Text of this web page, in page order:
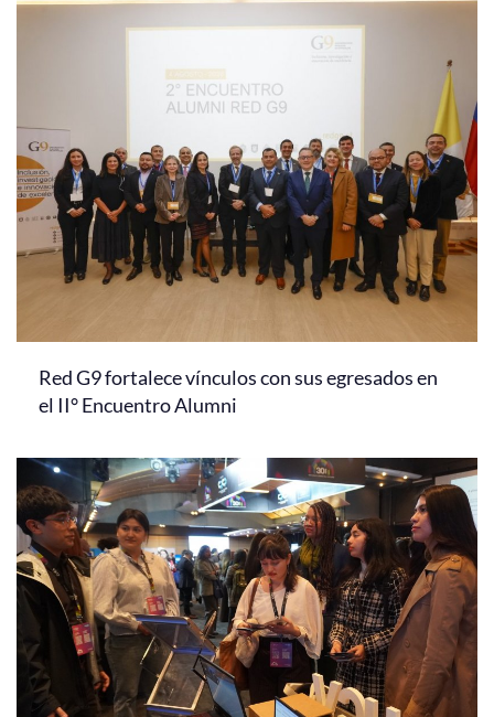
Red G9 fortalece vínculos con sus egresados en
el II° Encuentro Alumni